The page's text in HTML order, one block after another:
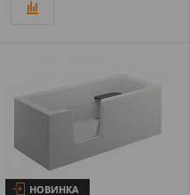
НОВИНКА